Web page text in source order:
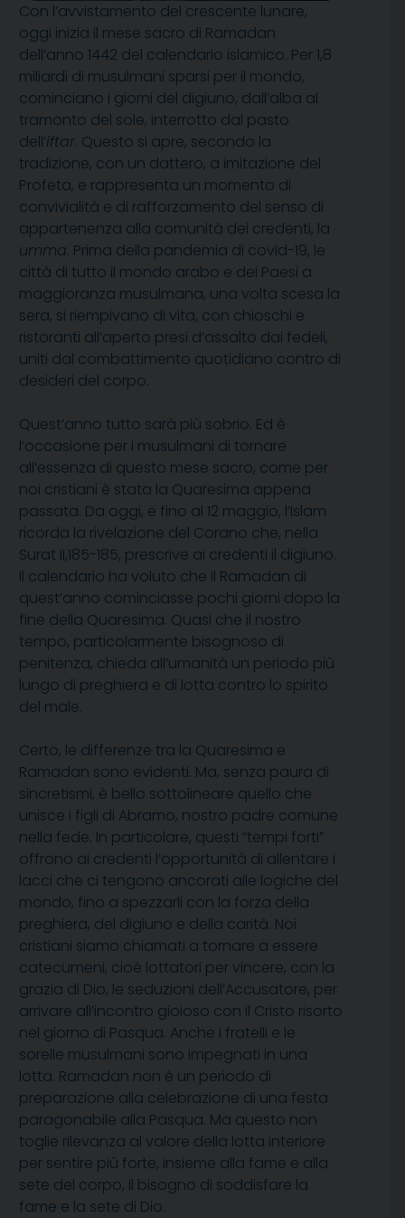
Con l’avvistamento del crescente lunare,
oggi inizia il mese sacro di Ramadan
dell’anno 1442 del calendario islamico. Per 1,8
miliardi di musulmani sparsi per il mondo,
cominciano i giorni del digiuno, dall’alba al
tramonto del sole, interrotto dal pasto
dell’iftar. Questo si apre, secondo la
tradizione, con un dattero, a imitazione del
Profeta, e rappresenta un momento di
convivialità e di rafforzamento del senso di
appartenenza alla comunità dei credenti, la
umma. Prima della pandemia di covid-19, le
città di tutto il mondo arabo e dei Paesi a
maggioranza musulmana, una volta scesa la
sera, si riempivano di vita, con chioschi e
ristoranti all’aperto presi d’assalto dai fedeli,
uniti dal combattimento quotidiano contro di
desideri del corpo.
Quest’anno tutto sarà più sobrio. Ed è
l’occasione per i musulmani di tornare
all’essenza di questo mese sacro, come per
noi cristiani è stata la Quaresima appena
passata. Da oggi, e fino al 12 maggio, l’Islam
ricorda la rivelazione del Corano che, nella
Surat II,185-185, prescrive ai credenti il digiuno.
Il calendario ha voluto che il Ramadan di
quest’anno cominciasse pochi giorni dopo la
fine della Quaresima. Quasi che il nostro
tempo, particolarmente bisognoso di
penitenza, chieda all’umanità un periodo più
lungo di preghiera e di lotta contro lo spirito
del male.
Certo, le differenze tra la Quaresima e
Ramadan sono evidenti. Ma, senza paura di
sincretismi, è bello sottolineare quello che
unisce i figli di Abramo, nostro padre comune
nella fede. In particolare, questi “tempi forti”
offrono ai credenti l’opportunità di allentare i
lacci che ci tengono ancorati alle logiche del
mondo, fino a spezzarli con la forza della
preghiera, del digiuno e della carità. Noi
cristiani siamo chiamati a tornare a essere
catecumeni, cioè lottatori per vincere, con la
grazia di Dio, le seduzioni dell’Accusatore, per
arrivare all’incontro gioioso con il Cristo risorto
nel giorno di Pasqua. Anche i fratelli e le
sorelle musulmani sono impegnati in una
lotta. Ramadan non è un periodo di
preparazione alla celebrazione di una festa
paragonabile alla Pasqua. Ma questo non
toglie rilevanza al valore della lotta interiore
per sentire più forte, insieme alla fame e alla
sete del corpo, il bisogno di soddisfare la
fame e la sete di Dio.